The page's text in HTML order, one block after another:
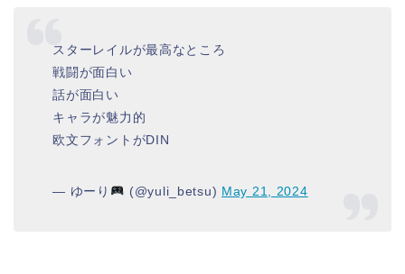
スターレイルが最高なところ
戦闘が面白い
話が面白い
キャラが魅力的
欧文フォントがDIN
— ゆーり (@yuli_betsu) May 21, 2024